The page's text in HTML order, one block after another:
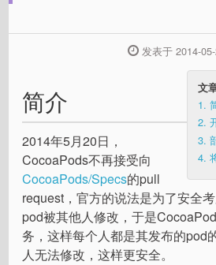
发表于 2014-
文
1.
2.
3.
4.
简介
2014年5月20日，
CocoaPods不再接受向
CocoaPods/Specs的pull
request，官方的说法是为了安全
pod被其他人修改，于是
务，这样每个人都是其发布的pod
人无法修改，这样更安全。